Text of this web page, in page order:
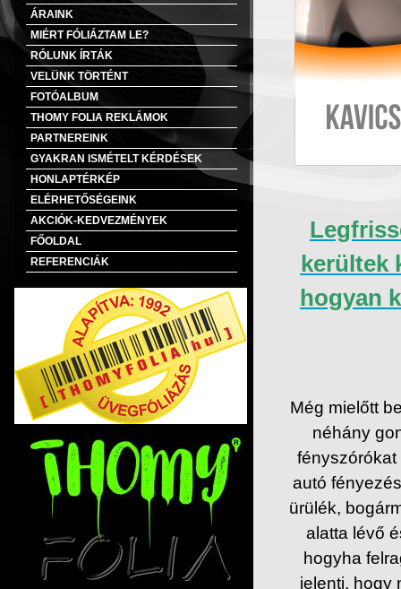
ÁRAINK
MIÉRT FÓLIÁZTAM LE?
RÓLUNK ÍRTÁK
VELÜNK TÖRTÉNT
FOTÓALBUM
THOMY FOLIA REKLÁMOK
PARTNEREINK
GYAKRAN ISMÉTELT KÉRDÉSEK
HONLAPTÉRKÉP
ELÉRHETŐSÉGEINK
AKCIÓK-KEDVEZMÉNYEK
FŐOLDAL
REFERENCIÁK
kerültek
hogyan
Még mielőtt
néhány
fényszórókat
autó
ürülék,
alatta lévő
hogyha
jelenti, hogy